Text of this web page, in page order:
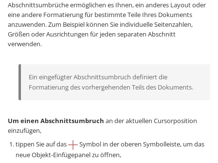
Abschnittsumbrüche ermöglichen es Ihnen, ein anderes Layout oder
eine andere Formatierung für bestimmte Teile Ihres Dokuments
anzuwenden. Zum Beispiel können Sie individuelle Seitenzahlen,
Größen oder Ausrichtungen für jeden separaten Abschnitt
verwenden.
Ein eingefügter Abschnittsumbruch definiert die
Formatierung des vorhergehenden Teils des Dokuments.
Um einen Abschnittsumbruch an der aktuellen Cursorposition
einzufügen,
tippen Sie auf das
Symbol in der oberen Symbolleiste, um das
neue Objekt-Einfügepanel zu öffnen,